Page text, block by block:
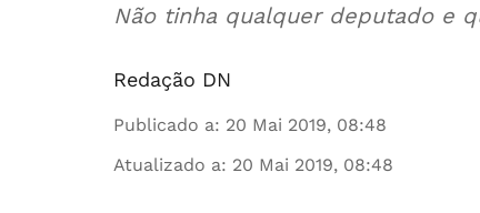
Não tinha qualquer deputado e
Redação DN
Publicado a: 20 Mai 2019, 08:48
Atualizado a: 20 Mai 2019, 08:48